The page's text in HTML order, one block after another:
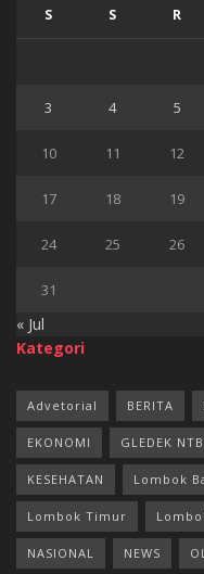
S S R
3 4 5
10 11 12
17 18 19
24 25 26
31
« Jul
Kategori
Advetorial BERITA
EKONOMI GLEDEK NTB
KESEHATAN Lombok
Lombok Timur
NASIONAL NEWS